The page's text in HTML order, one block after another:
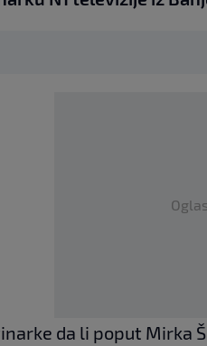
Oglas
da li poput Mirka